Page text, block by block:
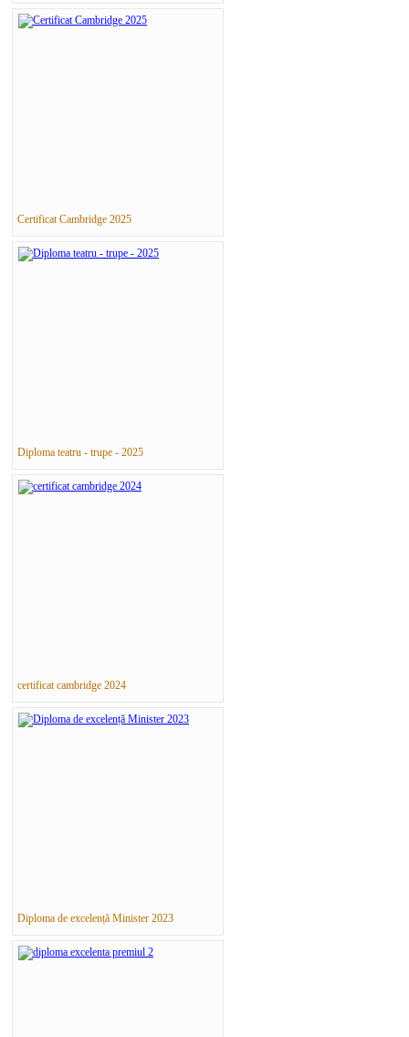
Certificat Cambridge 2025
Diploma teatru - trupe - 2025
certificat cambridge 2024
Diploma de excelență Minister 2023